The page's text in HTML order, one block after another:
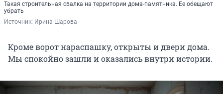
Такая строительная свалка на территории дома-памятника. Ее обещают
убрать
Источник: Ирина Шарова
Кроме ворот нараспашку, открыты и двери дома.
Мы спокойно зашли и оказались внутри истории.